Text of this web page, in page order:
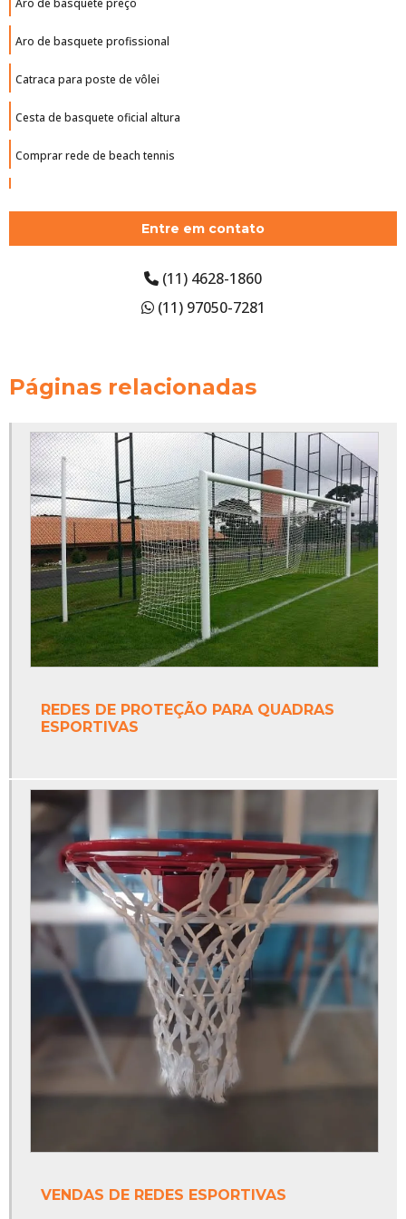
Aro de basquete profissional
Catraca para poste de vôlei
Cesta de basquete oficial altura
Comprar rede de beach tennis
Empresa de piso monolítico
Estrutura de basquete oficial
Estrutura para tabela de basquete
Fábrica de redes para quadras esportivas
Fábrica de tabela de basquete oficial
Fábrica de tinta epóxi
Fábrica de tinta epóxi para piso
Fábrica de trave de futsal
Fabricante de tinta epóxi
Fabricantes de redes de tenis
Onde vende trave de futsal
Piso monolítico
Piso monolítico antiderrapante
Piso monolítico área externa
Piso monolítico borracha
Piso monolítico emborrachado
Piso monolítico epóxi
Piso monolítico externo
Entre em contato
(11) 4628-1860
(11) 97050-7281
Páginas relacionadas
REDES DE PROTEÇÃO PARA QUADRAS
ESPORTIVAS
VENDAS DE REDES ESPORTIVAS